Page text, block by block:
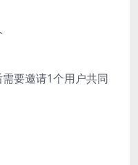
要邀请1个用户共同